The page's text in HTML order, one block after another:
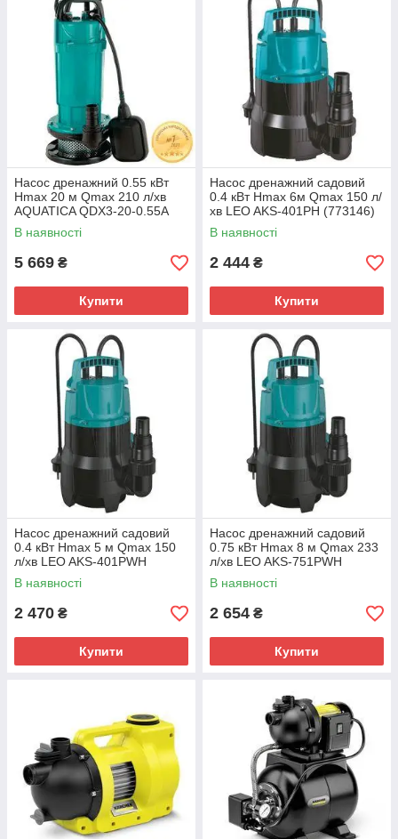
Насос дренажний 0.55 кВт
Hmax 20 м Qmax 210 л/хв
AQUATICA QDX3-20-0.55A
(773233)
В наявності
5 669 ₴
Купити
Насос дренажний садовий
0.4 кВт Hmax 6м Qmax 150 л/
хв LEO AKS-401PH (773146)
В наявності
2 444 ₴
Купити
Насос дренажний садовий
0.4 кВт Hmax 5 м Qmax 150
л/хв LEO AKS-401PWH
(773246)
В наявності
2 470 ₴
Купити
Насос дренажний садовий
0.75 кВт Hmax 8 м Qmax 233
л/хв LEO AKS-751PWH
(773248)
В наявності
2 654 ₴
Купити